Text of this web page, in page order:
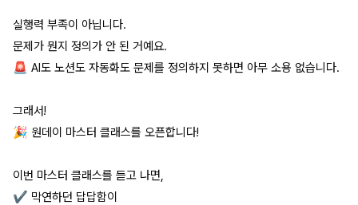
실행력 부족이 아닙니다.
문제가 뭔지 정의가 안 된 거예요.
🚨 AI도 노션도 자동화도 문제를 정의하지 못하면 아무 소용 없습니다.
그래서!
🎉 원데이 마스터 클래스를 오픈합니다!
이번 마스터 클래스를 듣고 나면,
✔ 막연하던 답답함이